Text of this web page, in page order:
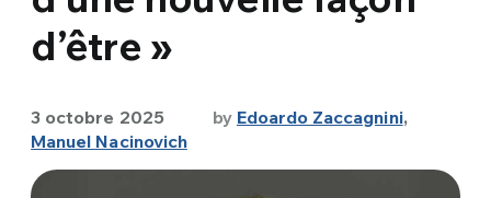
d’être »
3 octobre 2025 by Edoardo Zaccagnini,
Manuel Nacinovich